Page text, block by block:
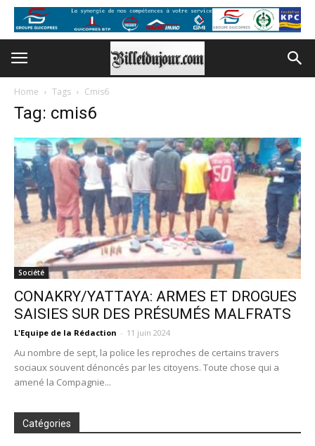
Home Tags Cmis6
Tag: cmis6
Société
CONAKRY/YATTAYA: ARMES ET DROGUES
SAISIES SUR DES PRÉSUMÉS MALFRATS
L'Equipe de la Rédaction - 11 juin 2024
Au nombre de sept, la police les reproches de certains travers
sociaux souvent dénoncés par les citoyens. Toute chose qui a
amené la Compagnie...
Catégories